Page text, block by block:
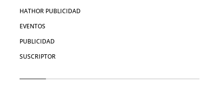
HATHOR PUBLICIDAD
EVENTOS
PUBLICIDAD
SUSCRIPTOR